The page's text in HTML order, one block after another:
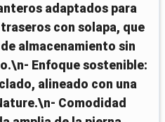
adaptados para
con solapa, que
almacenamiento sin
Enfoque sostenible:
alineado con una
Comodidad